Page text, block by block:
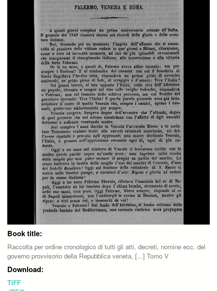
Book title:
Raccolta per ordine cronologico di tutti gli atti, decreti, nomine ecc. del
governo provvisorio della Repubblica veneta, [...] Tomo V
Download:
TIFF